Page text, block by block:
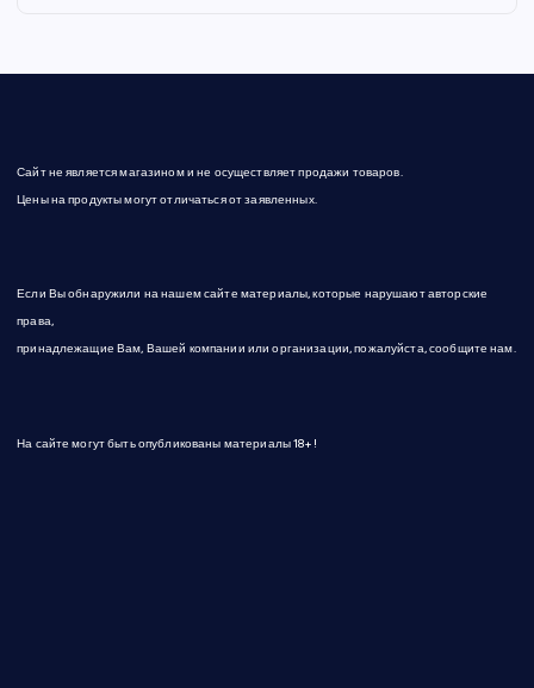
п
с
й
Сайт не является магазином и не осуществляет продажи товаров.
Цены на продукты могут отличаться от заявленных.
Если Вы обнаружили на нашем сайте материалы, которые нарушают авторские
права,
принадлежащие Вам, Вашей компании или организации, пожалуйста, сообщите нам.
На сайте могут быть опубликованы материалы 18+!